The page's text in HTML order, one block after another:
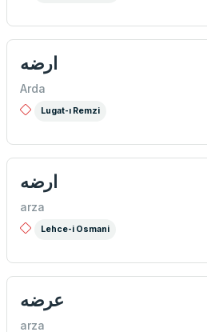
ارضه
Arda
Lugat-ı Remzi
ارضه
arza
Lehce-i Osmani
عرضه
arza